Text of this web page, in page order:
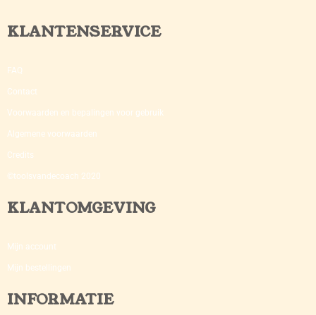
KLANTENSERVICE
FAQ
Contact
Voorwaarden en bepalingen voor gebruik
Algemene voorwaarden
Credits
©toolsvandecoach 2020
KLANTOMGEVING
Mijn account
Mijn bestellingen
INFORMATIE